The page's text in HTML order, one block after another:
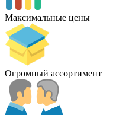
Максимальные цены
Огромный ассортимент